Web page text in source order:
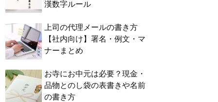
漢数字ルール
上司の代理メールの書き方
【社内向け】署名・例文・マ
ナーまとめ
お寺にお中元は必要？現金・
品物とのし袋の表書きや名前
の書き方